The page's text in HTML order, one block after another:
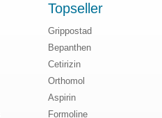
Topseller
Grippostad
Bepanthen
Cetirizin
Orthomol
Aspirin
Formoline